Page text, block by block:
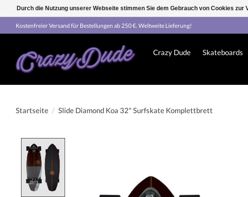
Kostenfreier Versand für Bestellungen ab 250 €. Weltweite Lieferung!
Crazy Dude Skateboards
Startseite / Slide Diamond Koa 32" Surfskate Komplettbrett
Durch die Nutzung unserer Webseite stimmen Sie dem Gebrauch von Cookies zur